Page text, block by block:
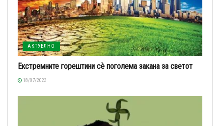
АКТУЕЛНО
Екстремните горештини сѐ поголема закана за светот
18/07/2023